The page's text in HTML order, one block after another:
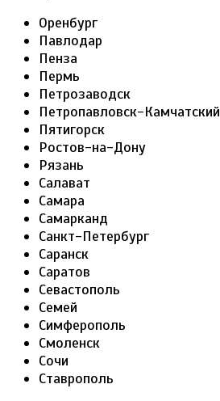
Оренбург
Павлодар
Пенза
Пермь
Петрозаводск
Петропавловск-Камчатский
Пятигорск
Ростов-на-Дону
Рязань
Салават
Самара
Самарканд
Санкт-Петербург
Саранск
Саратов
Севастополь
Семей
Симферополь
Смоленск
Сочи
Ставрополь